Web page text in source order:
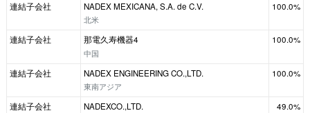
連結子会社
NADEX MEXICANA, S.A. de C.V.
北米
100.0%
連結子会社
那電久寿機器4
中国
100.0%
連結子会社
NADEX ENGINEERING CO.,LTD.
東南アジア
100.0%
連結子会社
NADEXCO.,LTD.
49.0%